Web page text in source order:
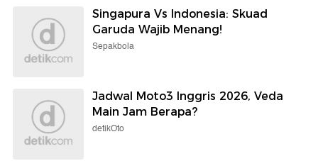
Singapura Vs Indonesia: Skuad
Garuda Wajib Menang!
Sepakbola
Jadwal Moto3 Inggris 2026, Veda
Main Jam Berapa?
detikOto